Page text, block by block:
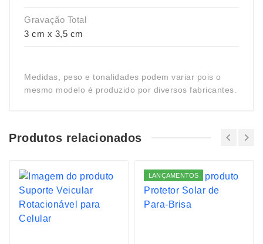
Gravação Total
3 cm x 3,5 cm
Medidas, peso e tonalidades podem variar pois o
mesmo modelo é produzido por diversos fabricantes.
Produtos relacionados
LANÇAMENTOS